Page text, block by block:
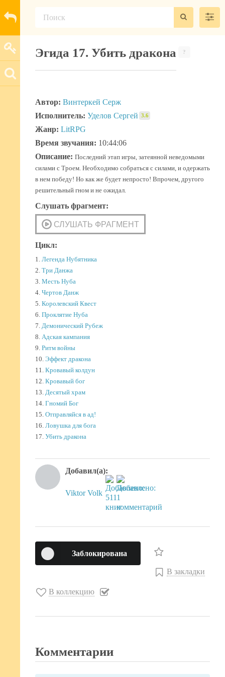
Эгида 17. Убить дракона ?
Автор: Винтеркей Серж
Исполнитель: Уделов Сергей 3.6
Жанр: LitRPG
Время звучания: 10:44:06
Описание: Последний этап игры, затеянной неведомыми
силами с Троем. Необходимо собраться с силами, и одержать
в нем победу! Но как же будет непросто! Впрочем, другого
решительный гном и не ожидал.
Слушать фрагмент:
Цикл:
1. Легенда Нубятника
2. Три Данжа
3. Месть Нуба
4. Чертов Данж
5. Королевский Квест
6. Проклятие Нуба
7. Демонический Рубеж
8. Адская кампания
9. Ритм войны
10. Эффект дракона
11. Кровавый колдун
12. Кровавый бог
13. Десятый храм
14. Гномий Бог
15. Отправляйся в ад!
16. Ловушка для бога
17. Убить дракона
Добавил(а):
Viktor Volk
Заблокирована
В закладки
В коллекцию
Комментарии